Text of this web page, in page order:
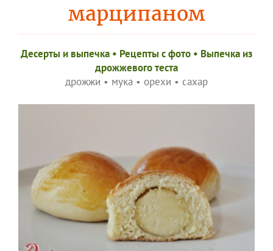
марципаном
Десерты и выпечка • Рецепты c фото • Выпечка из
дрожжевого теста
дрожжи • мука • орехи • сахар